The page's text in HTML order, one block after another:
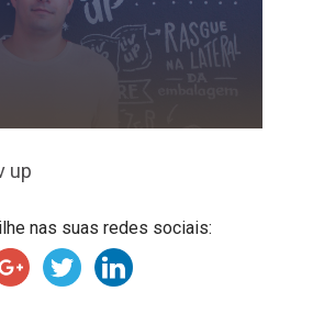
up
nas suas redes sociais: